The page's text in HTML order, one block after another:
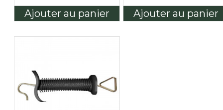
Ajouter au panier Ajouter au panier